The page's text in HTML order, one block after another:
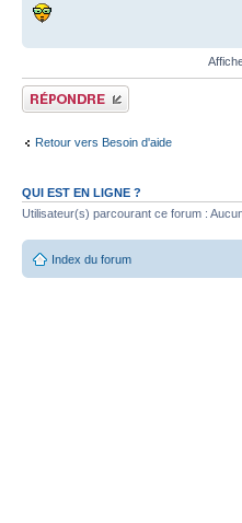
Publier une réponse
Retour vers Besoin d'aide
QUI EST EN LIGNE ?
Utilisateur(s) parcourant ce forum :
Index du forum